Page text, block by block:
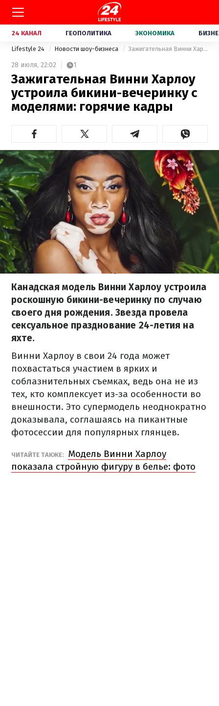
24 КАНАЛ ГЕОПОЛИТИКА ЭКОНОМИКА
Lifestyle 24 Новости шоу-бизнеса Зажигательная Винни Харлоу устроила бикини-вечеринку с моделями: горячие кадры
28 июля, 22:02 1
Зажигательная Винни Харлоу
устроила бикини-вечеринку с
моделями: горячие кадры
Канадская модель Винни Харлоу устроила
роскошную бикини-вечеринку по случаю
своего дня рождения. Звезда провела
сексуальное празднование 24-летия на
яхте.
Винни Харлоу в свои 24 года может
похвастаться участием в ярких и
соблазнительных съемках, ведь она не из
тех, кто комплексует из-за особенности во
внешности. Это супермодель неоднократно
доказывала, соглашаясь на пикантные
фотосессии для популярных глянцев.
ЧИТАЙТЕ ТАКЖЕ:
Модель Винни Харлоу
показала стройную фигуру в белье: фото